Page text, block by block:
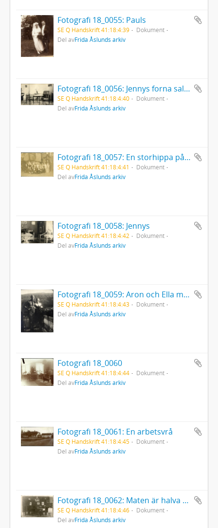
Fotografi 18_0055: Pauls
SE Q Handskrift 41:18:4:39
Dokument
Del avFrida Åslunds arkiv
Fotografi 18_0056: Jennys forna salong
SE Q Handskrift 41:18:4:40
Dokument
Del avFrida Åslunds arkiv
Fotografi 18_0057: En storhippa på gamla messvinden
SE Q Handskrift 41:18:4:41
Dokument
Del avFrida Åslunds arkiv
Fotografi 18_0058: Jennys
SE Q Handskrift 41:18:4:42
Dokument
Del avFrida Åslunds arkiv
Fotografi 18_0059: Aron och Ella mot Drommen
SE Q Handskrift 41:18:4:43
Dokument
Del avFrida Åslunds arkiv
Fotografi 18_0060
SE Q Handskrift 41:18:4:44
Dokument
Del avFrida Åslunds arkiv
Fotografi 18_0061: En arbetsvrå
SE Q Handskrift 41:18:4:45
Dokument
Del avFrida Åslunds arkiv
Fotografi 18_0062: Maten är halva födan
SE Q Handskrift 41:18:4:46
Dokument
Del avFrida Åslunds arkiv